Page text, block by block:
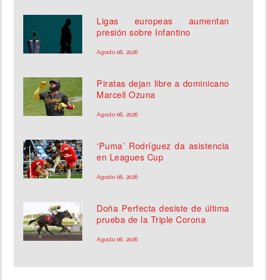
Ligas europeas aumentan
presión sobre Infantino
Agosto 06, 2026
Piratas dejan libre a dominicano
Marcell Ozuna
Agosto 06, 2026
‘Puma’ Rodríguez da asistencia
en Leagues Cup
Agosto 06, 2026
Doña Perfecta desiste de última
prueba de la Triple Corona
Agosto 06, 2026